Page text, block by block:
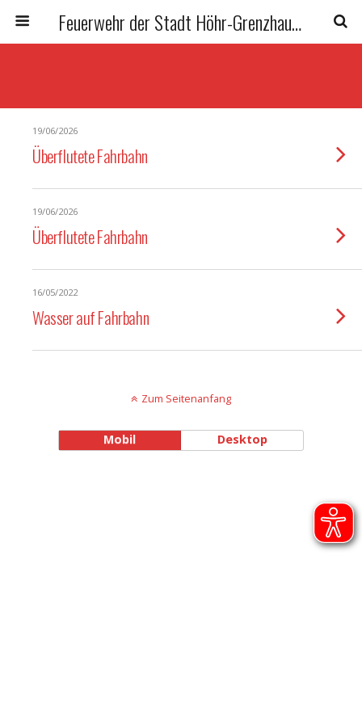
Feuerwehr der Stadt Höhr-Grenzhausen
19/06/2026
Überflutete Fahrbahn
19/06/2026
Überflutete Fahrbahn
16/05/2022
Wasser auf Fahrbahn
Zum Seitenanfang
Mobil Desktop